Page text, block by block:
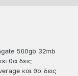
500gb 32mb
θα δεις
και θα δεις